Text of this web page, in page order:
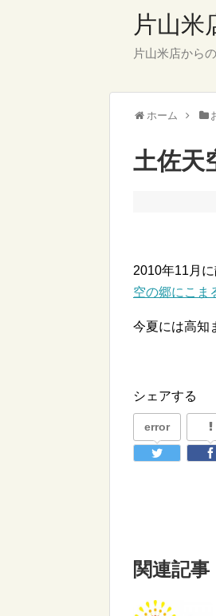
片山米
片山米店から
ホーム
土佐天
2010年11月
空の郷にこま
今夏には高知
シェアする
error
関連記事